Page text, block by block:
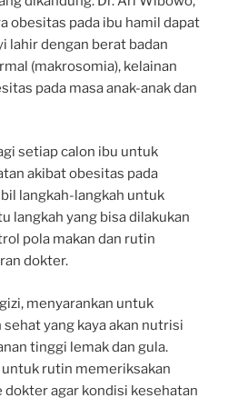
obesitas pada ibu hamil dapat
lahir dengan berat badan
(makrosomia), kelainan
pada masa anak-anak dan
setiap calon ibu untuk
akibat obesitas pada
langkah-langkah untuk
langkah yang bisa dilakukan
pola makan dan rutin
dokter.
menyarankan untuk
yang kaya akan nutrisi
tinggi lemak dan gula.
rutin memeriksakan
dokter agar kondisi kesehatan